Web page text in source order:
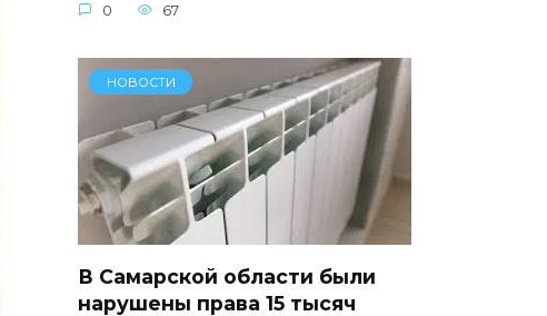
0 67
НОВОСТИ
В Самарской области были
нарушены права 15 тысяч